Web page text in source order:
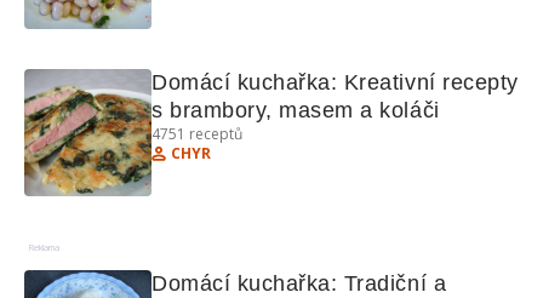
Domácí kuchařka: Kreativní recepty
s brambory, masem a koláči
4751 receptů
CHYR
Reklama
Domácí kuchařka: Tradiční a